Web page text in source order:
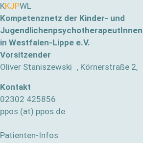
KKJPWL
Kompetenznetz der Kinder- und
JugendlichenpsychotherapeutInnen
in Westfalen-Lippe e.V.
Vorsitzender
Oliver Staniszewski , Körnerstraße
Kontakt
02302 425856
ppos (at) ppos.de
Patienten-Infos